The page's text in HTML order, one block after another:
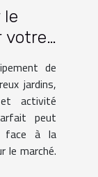
le
votre
de
jardins,
activité
peut
face à la
le marché.